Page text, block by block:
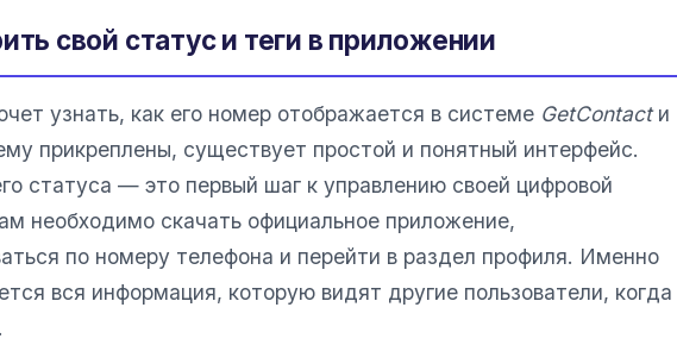
свой статус и теги в приложении
узнать, как его номер отображается в системе GetContactи
прикреплены, существует простой и понятный интерфейс.
статуса — это первый шаг к управлению своей цифровой
необходимо скачать официальное приложение,
по номеру телефона и перейти в раздел профиля. Именно
вся информация, которую видят другие пользователи, когда